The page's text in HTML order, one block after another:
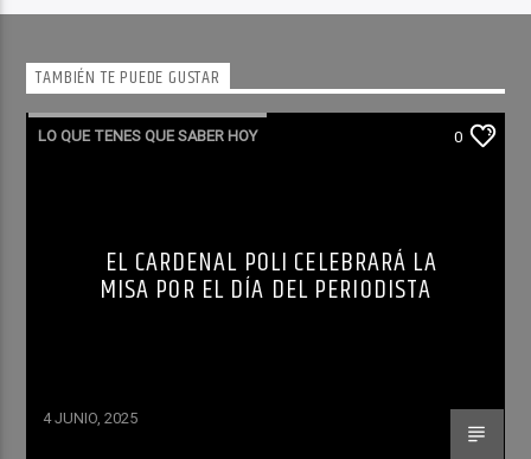
TAMBIÉN TE PUEDE GUSTAR
LO QUE TENES QUE SABER HOY 0
EL CARDENAL POLI CELEBRARÁ LA
MISA POR EL DÍA DEL PERIODISTA
4 JUNIO, 2025